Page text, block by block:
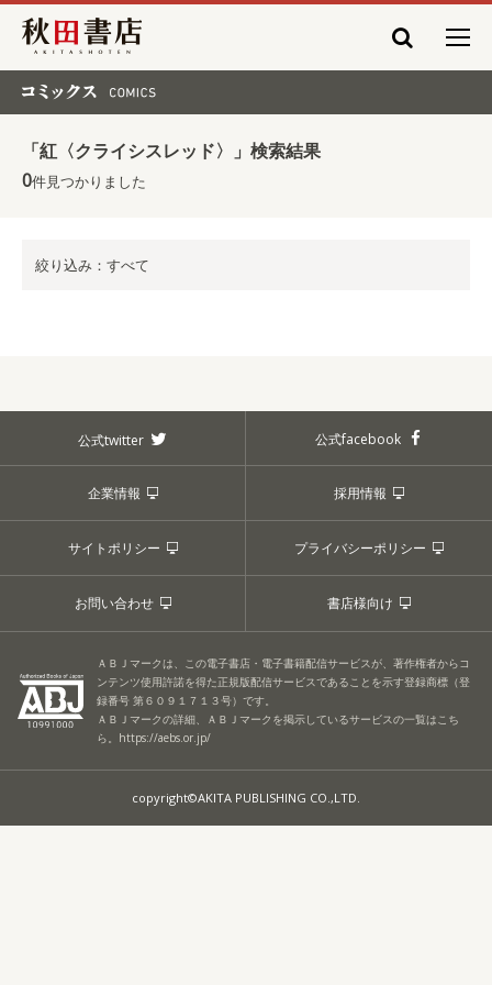
秋田書店
「紅〈クライシスレッド〉」検索結果
0件見つかりました
絞り込み：すべて
公式twitter 公式facebook
企業情報 採用情報
サイトポリシー プライバシーポリシー
お問い合わせ 書店様向け
ＡＢＪマークは、この電子書店・電子書籍配信サービスが、著作権者からコ
ンテンツ使用許諾を得た正規版配信サービスであることを示す登録商標（登
録番号 第６０９１７１３号）です。
ＡＢＪマークの詳細、ＡＢＪマークを掲示しているサービスの一覧はこち
ら。 https://aebs.or.jp/
copyright©AKITA PUBLISHING CO.,LTD.